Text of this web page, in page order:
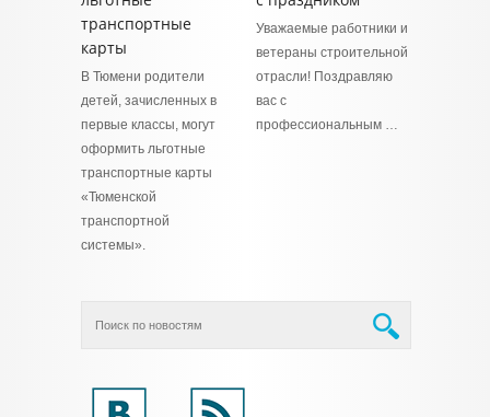
транспортные
карты
В Тюмени родители
детей, зачисленных в
первые классы, могут
оформить льготные
транспортные карты
«Тюменской
транспортной
системы».
Уважаемые работники и
ветераны строительной
отрасли! Поздравляю
вас с
профессиональным …